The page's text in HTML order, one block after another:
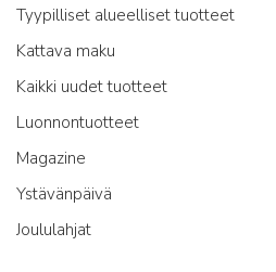
Tyypilliset alueelliset tuotteet
Kattava maku
Kaikki uudet tuotteet
Luonnontuotteet
Magazine
Ystävänpäivä
Joululahjat